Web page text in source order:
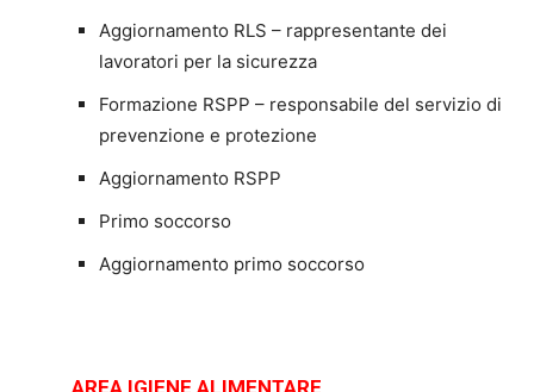
Aggiornamento RLS – rappresentante dei
lavoratori per la sicurezza
Formazione RSPP – responsabile del servizio di
prevenzione e protezione
Aggiornamento RSPP
Primo soccorso
Aggiornamento primo soccorso
AREA IGIENE ALIMENTARE